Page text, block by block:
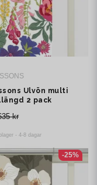
Ulvön multi
2 pack
kr
- 4-8 dagar
-25%